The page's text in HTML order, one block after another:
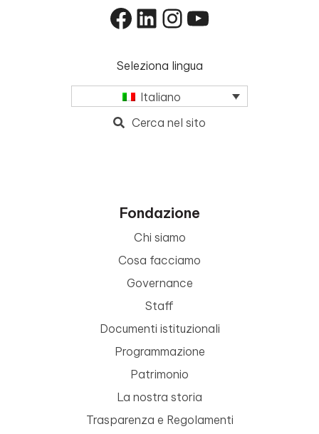
Facebook
LinkedIn
Instagram
YouTube
Seleziona lingua
Italiano
Cerca nel sito
Fondazione
Chi siamo
Cosa facciamo
Governance
Staff
Documenti istituzionali
Programmazione
Patrimonio
La nostra storia
Trasparenza e Regolamenti